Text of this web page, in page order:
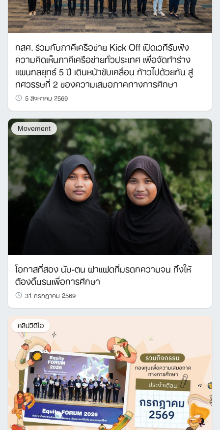
กสศ. ร่วมกับภาคีเครือข่าย Kick Off เปิดเวทีรับฟัง
ความคิดเห็นภาคีเครือข่ายทั่วประเทศ เพื่อจัดทำร่าง
แผนกลยุทธ์ 5 ปี เดินหน้าขับเคลื่อน ก้าวไปด้วยกัน สู่
ทศวรรษที่ 2 ของความเสมอภาคทางการศึกษา
5 สิงหาคม 2569
Movement
โอกาสที่สอง นับ-ตน ฝาแฝดที่มรดกความจน ทิ้งให้
ต้องดิ้นรนเพื่อการศึกษา
31 กรกฎาคม 2569
คลิปวิดีโอ